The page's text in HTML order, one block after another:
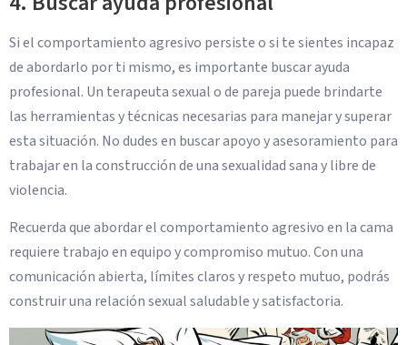
Si el comportamiento agresivo persiste o si te sientes incapaz
de abordarlo por ti mismo, es importante buscar ayuda
profesional. Un terapeuta sexual o de pareja puede brindarte
las herramientas y técnicas necesarias para manejar y superar
esta situación. No dudes en buscar apoyo y asesoramiento para
trabajar en la construcción de una sexualidad sana y libre de
violencia.
Recuerda que abordar el comportamiento agresivo en la cama
requiere trabajo en equipo y compromiso mutuo. Con una
comunicación abierta, límites claros y respeto mutuo, podrás
construir una relación sexual saludable y satisfactoria.